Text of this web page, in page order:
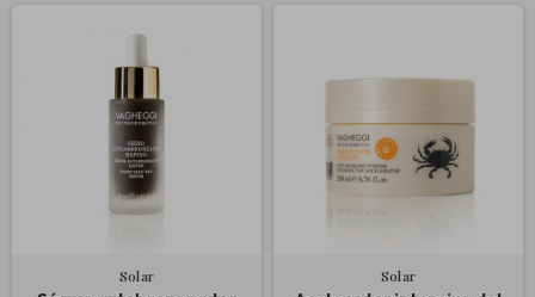
Solar Solar